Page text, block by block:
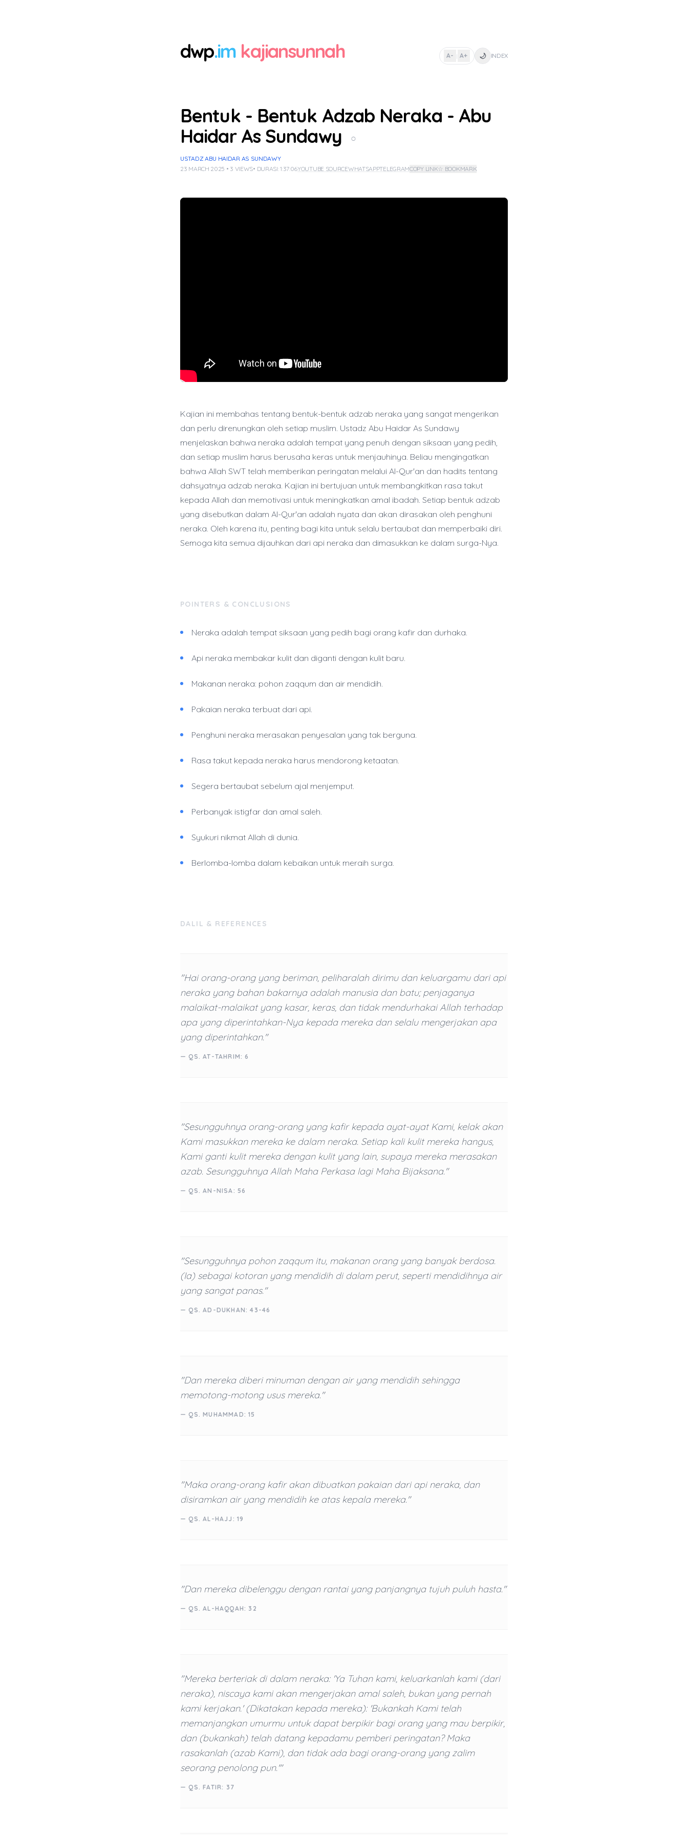
dwp.im kajiansunnah A- | A+ 🌙 INDEX
Bentuk - Bentuk Adzab Neraka - Abu
Haidar As Sundawy
○
USTADZ ABU HAIDAR AS SUNDAWY
23 MARCH 2025 • 3 VIEWS• DURASI: 1:37:06YOUTUBE SOURCEWHATSAPPTELEGRAMCOPY LINK☆ BOOKMARK
Kajian ini membahas tentang bentuk-bentuk adzab neraka yang sangat mengerikan
dan perlu direnungkan oleh setiap muslim. Ustadz Abu Haidar As Sundawy
menjelaskan bahwa neraka adalah tempat yang penuh dengan siksaan yang pedih,
dan setiap muslim harus berusaha keras untuk menjauhinya. Beliau mengingatkan
bahwa Allah SWT telah memberikan peringatan melalui Al-Qur'an dan hadits tentang
dahsyatnya adzab neraka. Kajian ini bertujuan untuk membangkitkan rasa takut
kepada Allah dan memotivasi untuk meningkatkan amal ibadah. Setiap bentuk adzab
yang disebutkan dalam Al-Qur'an adalah nyata dan akan dirasakan oleh penghuni
neraka. Oleh karena itu, penting bagi kita untuk selalu bertaubat dan memperbaiki diri.
Semoga kita semua dijauhkan dari api neraka dan dimasukkan ke dalam surga-Nya.
POINTERS & CONCLUSIONS
Neraka adalah tempat siksaan yang pedih bagi orang kafir dan durhaka.
Api neraka membakar kulit dan diganti dengan kulit baru.
Makanan neraka: pohon zaqqum dan air mendidih.
Pakaian neraka terbuat dari api.
Penghuni neraka merasakan penyesalan yang tak berguna.
Rasa takut kepada neraka harus mendorong ketaatan.
Segera bertaubat sebelum ajal menjemput.
Perbanyak istigfar dan amal saleh.
Syukuri nikmat Allah di dunia.
Berlomba-lomba dalam kebaikan untuk meraih surga.
DALIL & REFERENCES
"Hai orang-orang yang beriman, peliharalah dirimu dan keluargamu dari api
neraka yang bahan bakarnya adalah manusia dan batu; penjaganya
malaikat-malaikat yang kasar, keras, dan tidak mendurhakai Allah terhadap
apa yang diperintahkan-Nya kepada mereka dan selalu mengerjakan apa
yang diperintahkan."
— QS. AT-TAHRIM: 6
"Sesungguhnya orang-orang yang kafir kepada ayat-ayat Kami, kelak akan
Kami masukkan mereka ke dalam neraka. Setiap kali kulit mereka hangus,
Kami ganti kulit mereka dengan kulit yang lain, supaya mereka merasakan
azab. Sesungguhnya Allah Maha Perkasa lagi Maha Bijaksana."
— QS. AN-NISA: 56
"Sesungguhnya pohon zaqqum itu, makanan orang yang banyak berdosa.
(Ia) sebagai kotoran yang mendidih di dalam perut, seperti mendidihnya air
yang sangat panas."
— QS. AD-DUKHAN: 43-46
"Dan mereka diberi minuman dengan air yang mendidih sehingga
memotong-motong usus mereka."
— QS. MUHAMMAD: 15
"Maka orang-orang kafir akan dibuatkan pakaian dari api neraka, dan
disiramkan air yang mendidih ke atas kepala mereka."
— QS. AL-HAJJ: 19
"Dan mereka dibelenggu dengan rantai yang panjangnya tujuh puluh hasta."
— QS. AL-HAQQAH: 32
"Mereka berteriak di dalam neraka: 'Ya Tuhan kami, keluarkanlah kami (dari
neraka), niscaya kami akan mengerjakan amal saleh, bukan yang pernah
kami kerjakan.' (Dikatakan kepada mereka): 'Bukankah Kami telah
memanjangkan umurmu untuk dapat berpikir bagi orang yang mau berpikir,
dan (bukankah) telah datang kepadamu pemberi peringatan? Maka
rasakanlah (azab Kami), dan tidak ada bagi orang-orang yang zalim
seorang penolong pun.'"
— QS. FATIR: 37